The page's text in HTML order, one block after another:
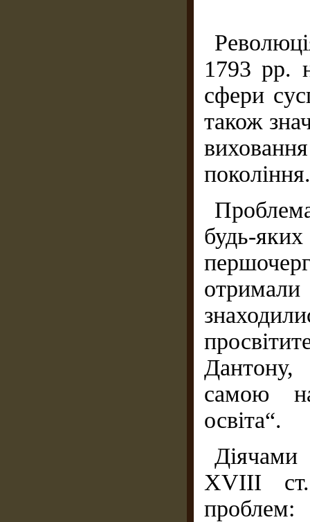
1793 рр.
сфери
також
покоління.
будь-
Дантону,
самою
освіта“.
XVIII
проблем: